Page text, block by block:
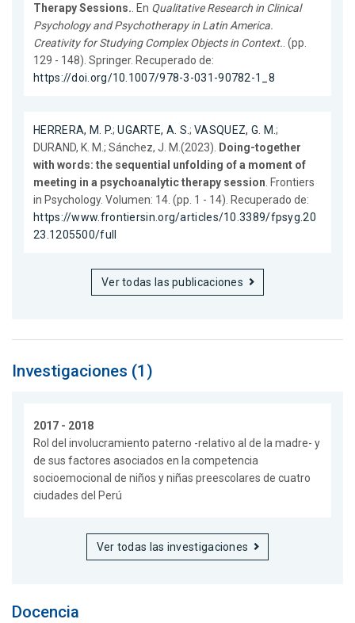
Therapy Sessions. . En Qualitative Research in Clinical
Psychology and Psychotherapy in Latin America.
Creativity for Studying Complex Objects in Context. . (pp.
129 - 148). Springer. Recuperado de:
https://doi.org/10.1007/978-3-031-90782-1_8
HERRERA, M. P.;UGARTE, A. S.;VASQUEZ, G. M.;
DURAND, K. M.; Sánchez, J. M.(2023).
Doing-together
with words: the sequential unfolding of a moment of
meeting in a psychoanalytic therapy session . Frontiers
in Psychology. Volumen: 14. (pp. 1 - 14). Recuperado de:
https://www.frontiersin.org/articles/10.3389/fpsyg.20
23.1205500/full
Ver todas las publicaciones
Investigaciones (1)
2017 - 2018
Rol del involucramiento paterno -relativo al de la madre- y
de sus factores asociados en la competencia
socioemocional de niños y niñas preescolares de cuatro
ciudades del Perú
Ver todas las investigaciones
Docencia